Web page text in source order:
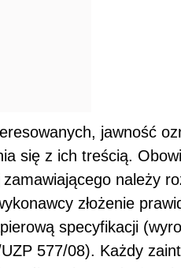
jawność
się z ich treścią.
należy
złożenie
specyfikacji
577/08). Każdy